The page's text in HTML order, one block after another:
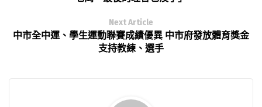
Next Article
中市全中運、學生運動聯賽成績優異 中市府發放體育獎金
支持教練、選手